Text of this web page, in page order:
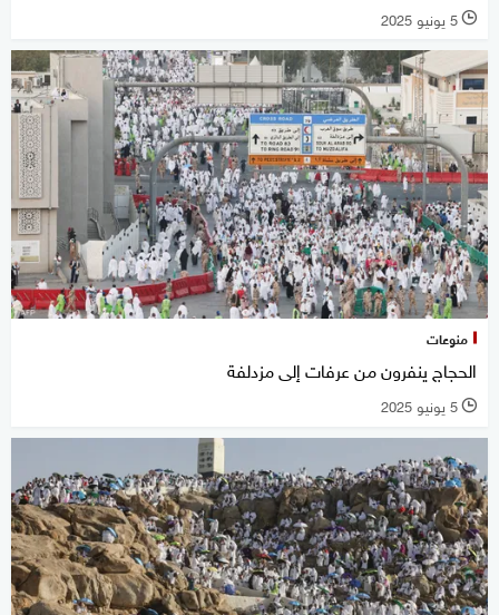
l 5 يونيو 2025
منوعات
الحجاج ينفرون من عرفات إلى مزدلفة
l 5 يونيو 2025